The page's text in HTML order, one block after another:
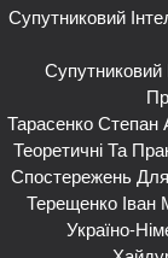
Супутниковий
Супутниковий
Тарасенко Степан
Теоретичні Та
Спостережень
Терещенко Іван
Україно-